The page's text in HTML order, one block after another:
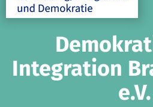
Integration
e.V.